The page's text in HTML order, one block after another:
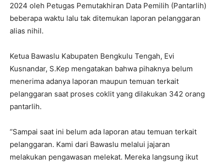
2024 oleh Petugas Pemutakhiran Data Pemilih (Pantarlih)
beberapa waktu lalu tak ditemukan laporan pelanggaran
alias nihil.
Ketua Bawaslu Kabupaten Bengkulu Tengah, Evi
Kusnandar, S.Kep mengatakan bahwa pihaknya belum
menerima adanya laporan maupun temuan terkait
pelanggaran saat proses coklit yang dilakukan 342 orang
pantarlih.
‘’Sampai saat ini belum ada laporan atau temuan terkait
pelanggaran. Kami dari Bawaslu melalui jajaran
melakukan pengawasan melekat. Mereka langsung ikut